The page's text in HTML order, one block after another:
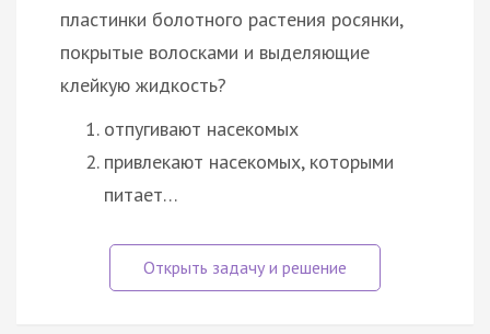
пластинки болотного растения росянки,
покрытые волосками и выделяющие
клейкую жидкость?
отпугивают насекомых
привлекают насекомых, которыми
питает…